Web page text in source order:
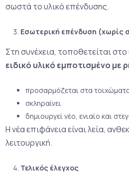
σωστά το υλικό επένδυσης.
Εσωτερική επένδυση (χωρίς
Στη συνέχεια, τοποθετείται
ειδικό υλικό εμποτισμένο με
προσαρμόζεται στα
σκληραίνει
δημιουργεί νέο, ενιαίο και
Η νέα επιφάνεια είναι λεία,
λειτουργική.
Τελικός έλεγχος